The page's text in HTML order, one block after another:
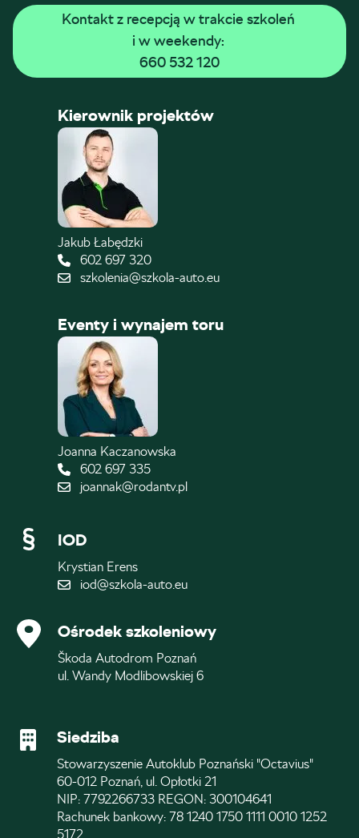
Kontakt z recepcją w trakcie szkoleń
i w weekendy:
660 532 120
Kierownik projektów
Jakub Łabędzki
602 697 320
szkolenia@szkola-auto.eu
Eventy i wynajem toru
Joanna Kaczanowska
602 697 335
joannak@rodantv.pl
IOD
Krystian Erens
iod@szkola-auto.eu
Ośrodek szkoleniowy
Škoda Autodrom Poznań
ul. Wandy Modlibowskiej 6
Siedziba
Stowarzyszenie Autoklub Poznański "Octavius"
60-012 Poznań, ul. Opłotki 21
NIP: 7792266733 REGON: 300104641
Rachunek bankowy: 78 1240 1750 1111 0010 1252
5172